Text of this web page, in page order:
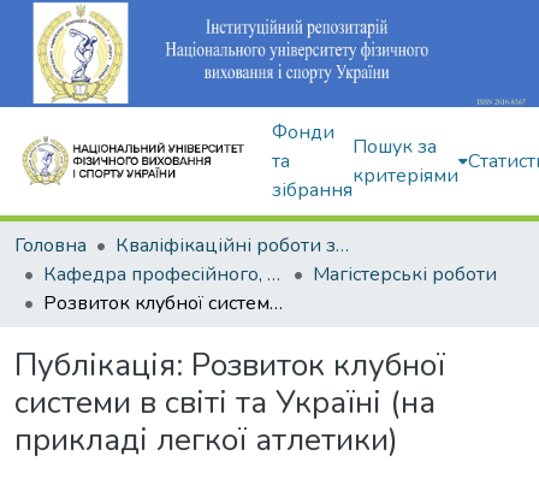
Фонди
та
зібрання
Пошук за
критеріями
Головна
Кваліфікаційні роботи здобувачів вищої освіти
Кафедра професійного, неолімпійського та адаптивного спорту
Магістерські роботи
Розвиток клубної системи в світі та Україні (на прикладі легкої атлетики)
Публікація: Розвиток клубної
системи в світі та Україні (на
прикладі легкої атлетики)